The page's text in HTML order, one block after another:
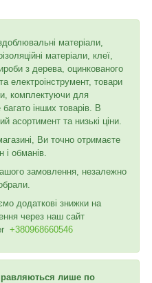
матеріали,
матеріали, клеї,
з дерева, оцинкованого
електроінструмент, товари
комплектуючи для
інших товарів. В
асортимент та низькі ціни.
Ви точно отримаєте
обманів.
замовлення, незалежно
додаткові знижки на
через наш сайт
+380968660546
лише по